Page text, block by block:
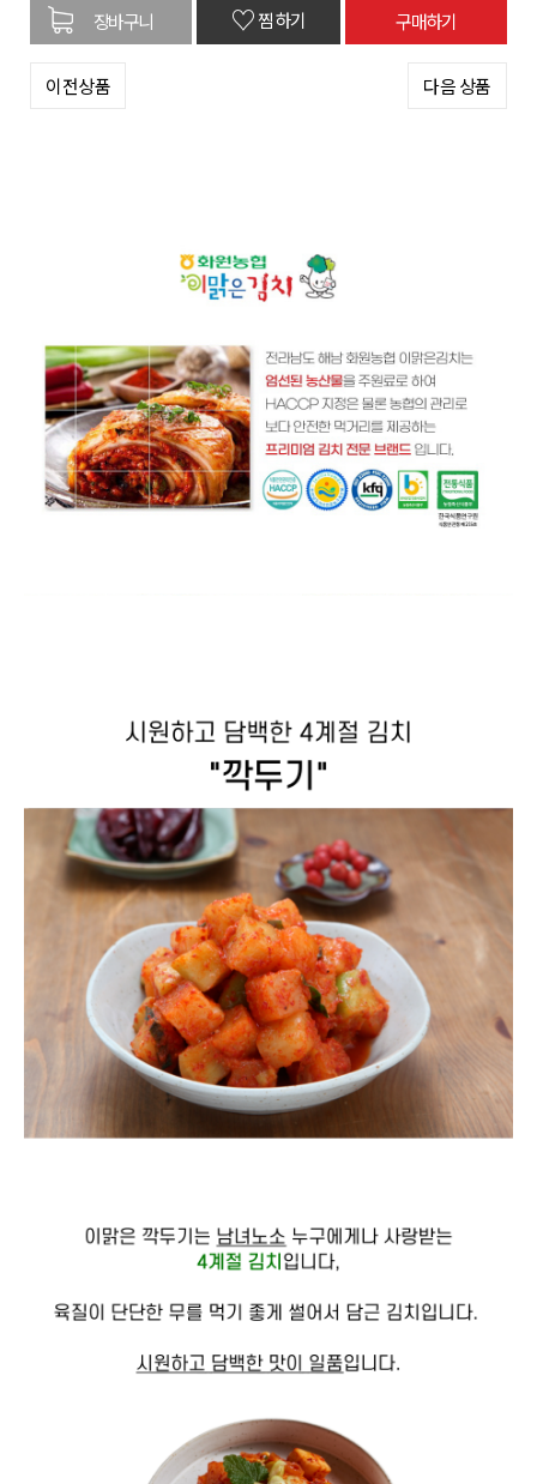
♡찜하기
이전상품 다음 상품